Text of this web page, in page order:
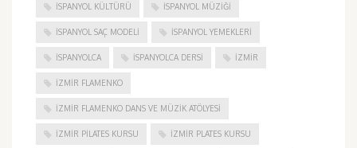
İSPANYOL KÜLTÜRÜ İSPANYOL MÜZIĞI
İSPANYOL SAÇ MODELI İSPANYOL YEMEKLERI
İSPANYOLCA İSPANYOLCA DERSI IZMIR
IZMIR FLAMENKO
İZMIR FLAMENKO DANS VE MÜZIK ATÖLYESI
İZMIR PILATES KURSU İZMIR PLATES KURSU